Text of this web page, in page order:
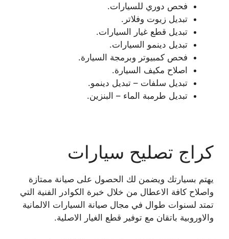
فحص دوري للسيارات.
تبديل زيوت وفلاتر.
تبديل قطع غيار السيارات.
تبديل دينمو السيارات.
فحص كمبيوتر وبرمجة السيارة.
اصلاح مكيف السيارة.
تبديل سلفات – تبديل دينمو.
تبديل طرمبة الماء – البنزين.
كراج تصليح سيارات
يهتم بسيارتك ويضمن لك الحصول على صيانة ممتازة
واصلاح كافة الاعطال من خلال خبرة الكوادر الفنية التي
تمتد لسنوات طوال في مجال صيانة السيارات الالمانية
والاوروبية باتقان مع توفير قطع الغيار الاصلية.